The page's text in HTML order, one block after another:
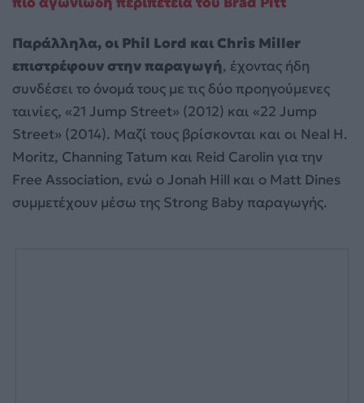
Παράλληλα, οι Phil Lord και Chris Miller
επιστρέφουν στην παραγωγή, έχοντας ήδη
συνδέσει το όνομά τους με τις δύο προηγούμενες
ταινίες, «21 Jump Street» (2012) και «22 Jump
Street» (2014). Μαζί τους βρίσκονται και οι Neal H.
Moritz, Channing Tatum και Reid Carolin για την
Free Association, ενώ ο Jonah Hill και ο Matt Dines
συμμετέχουν μέσω της Strong Baby παραγωγής.